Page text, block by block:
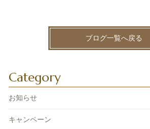
ブログ一覧へ戻る
Category
お知らせ
キャンペーン